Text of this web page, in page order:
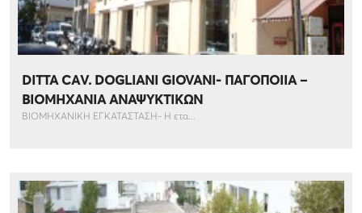
DITTA CΑV. DOGLIANI GIOVANI- ΠΑΓΟΠΟΙΙΑ –
ΒΙΟΜΗΧΑΝΙΑ ΑΝΑΨΥΚΤΙΚΩΝ
ΒΙΟΜΗΧΑΝΙΚΗ ΕΓΚΑΤΑΣΤΑΣΗ- Η ετα...